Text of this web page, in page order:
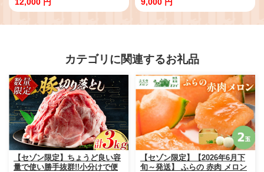
ひき肉挽き肉 ブランド 牛 肉 上質
カテゴリに関連するお礼品
【セゾン限定】ちょうど良い容
量で使い勝手抜群!!小分けで便
【セゾン限定】【2026年6月下
旬～発送】 ふらの 赤肉 メロン